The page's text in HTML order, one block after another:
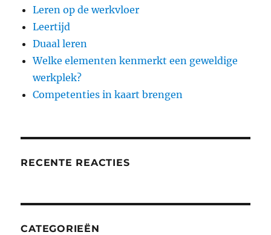
Leren op de werkvloer
Leertijd
Duaal leren
Welke elementen kenmerkt een geweldige
werkplek?
Competenties in kaart brengen
RECENTE REACTIES
CATEGORIEËN